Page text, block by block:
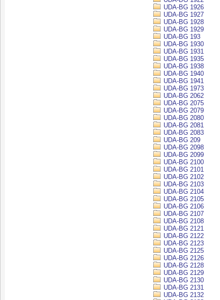
UDA-BG 1926
UDA-BG 1927
UDA-BG 1928
UDA-BG 1929
UDA-BG 193
UDA-BG 1930
UDA-BG 1931
UDA-BG 1935
UDA-BG 1938
UDA-BG 1940
UDA-BG 1941
UDA-BG 1973
UDA-BG 2062
UDA-BG 2075
UDA-BG 2079
UDA-BG 2080
UDA-BG 2081
UDA-BG 2083
UDA-BG 209
UDA-BG 2098
UDA-BG 2099
UDA-BG 2100
UDA-BG 2101
UDA-BG 2102
UDA-BG 2103
UDA-BG 2104
UDA-BG 2105
UDA-BG 2106
UDA-BG 2107
UDA-BG 2108
UDA-BG 2121
UDA-BG 2122
UDA-BG 2123
UDA-BG 2125
UDA-BG 2126
UDA-BG 2128
UDA-BG 2129
UDA-BG 2130
UDA-BG 2131
UDA-BG 2132